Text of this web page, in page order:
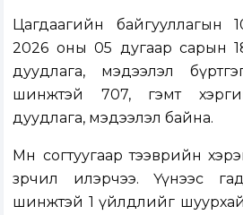
Цагдаагийн байгууллагын
2026 оны 05 дугаар сарын
дуудлага, мэдээлэл
шинжтэй 707, гэмт
дуудлага, мэдээлэл байна.
Мөн согтуугаар тээврийн
зөрчил илэрчээ. Үүнээс
шинжтэй 1 үйлдлийг шуурхай